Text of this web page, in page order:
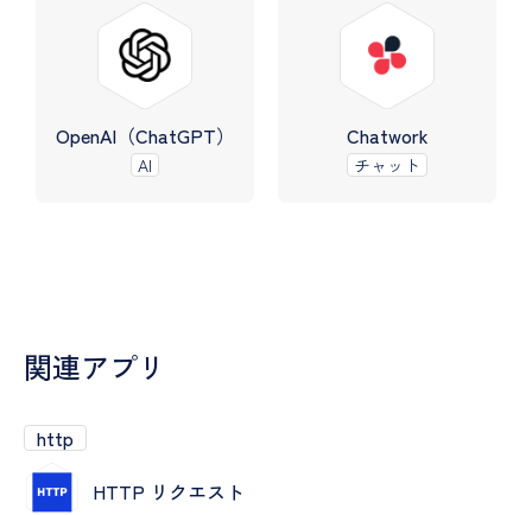
OpenAI（ChatGPT）
AI
Chatwork
チャット
関連アプリ
http
HTTP リクエスト